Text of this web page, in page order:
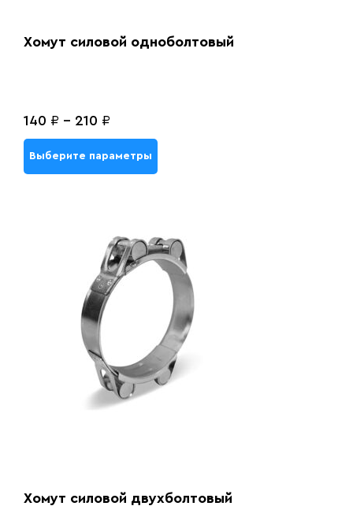
Хомут силовой одноболтовый
140 ₽ - 210 ₽
Выберите параметры
Хомут силовой двухболтовый